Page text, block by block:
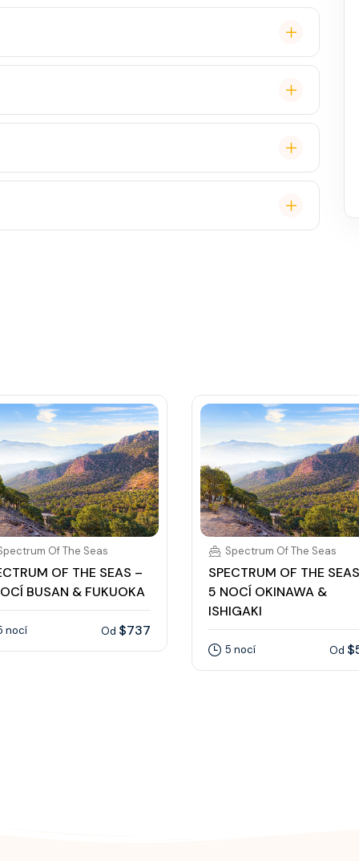
Of The Seas
OF THE SEAS –
BUSAN & FUKUOKA
nocí Od $737
Spectrum Of The Seas
SPECTRUM OF THE
5 NOCÍ OKINAWA &
ISHIGAKI
5 nocí Od